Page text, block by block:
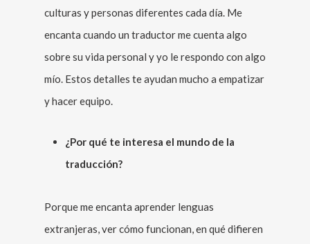
culturas y personas diferentes cada día. Me
encanta cuando un traductor me cuenta algo
sobre su vida personal y yo le respondo con algo
mío. Estos detalles te ayudan mucho a empatizar
y hacer equipo.
¿Por qué te interesa el mundo de la
traducción?
Porque me encanta aprender lenguas
extranjeras, ver cómo funcionan, en qué difieren